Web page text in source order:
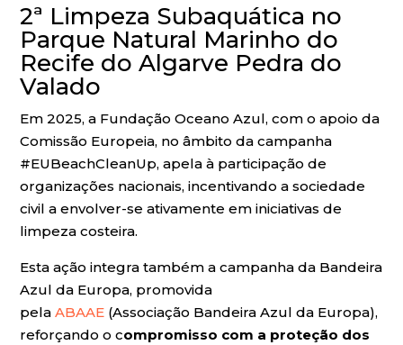
2ª Limpeza Subaquática no
Parque Natural Marinho do
Recife do Algarve Pedra do
Valado
Em 2025, a Fundação Oceano Azul, com o apoio da
Comissão Europeia, no âmbito da campanha
#EUBeachCleanUp, apela à participação de
organizações nacionais, incentivando a sociedade
civil a envolver-se ativamente em iniciativas de
limpeza costeira.
Esta ação integra também a campanha da Bandeira
Azul da Europa, promovida
pelaABAAE (Associação Bandeira Azul da Europa),
reforçando o compromisso com a proteção dos